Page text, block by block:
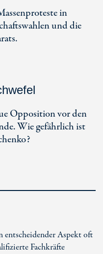
in
und die
Opposition vor den
Wie gefährlich ist
entscheidender Aspekt oft
Fachkräfte